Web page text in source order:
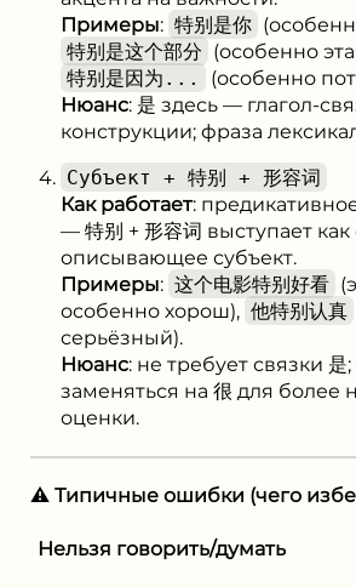
Примеры: 特别是你
特别是这个部分 (особенно эта
特别是因为...
(особенно
Нюанс: 是 здесь — глагол-
конструкции; фраза
Субъект + 特别 + 形容词
Как работает:
— 特别 + 形容词 выступает
описывающее субъект.
Примеры: 这个电影特别好看
особенно хорош), 他特别认真
серьёзный).
Нюанс: не требует связки
заменяться на 很 для более
оценки.
⚠️ Типичные ошибки (чего
Нельзя говорить/думать